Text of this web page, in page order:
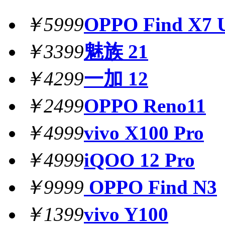
￥5999OPPO Find X7
￥3399魅族 21
￥4299一加 12
￥2499OPPO Reno11
￥4999vivo X100 Pro
￥4999iQOO 12 Pro
￥9999 OPPO Find N3
￥1399vivo Y100